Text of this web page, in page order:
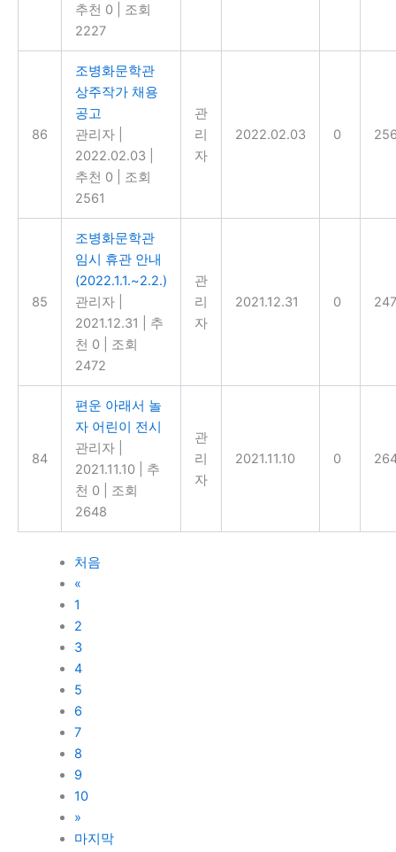
추천 0
조회
2227
86
조병화문학관
상주작가 채용
공고
관리자
2022.02.03
추천 0
조회
2561
관
리
자
2022.02.03 0
85
조병화문학관
임시 휴관 안내
(2022.1.1.~2.2.)
관리자
2021.12.31
추
천 0
조회
2472
관
리
자
2021.12.31 0
84
편운 아래서 놀
자 어린이 전시
관리자
2021.11.10
추
천 0
조회
2648
관
리
자
2021.11.10 0
처음
«
1
2
3
4
5
6
7
8
9
10
»
마지막